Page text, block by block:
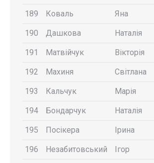
189 Коваль Яна
190 Дашкова Наталія
191 Матвійчук Вікторія
192 Махиня Світлана
193 Кальчук Марія
194 Бондарчук Наталія
195 Посікера Ірина
196 Незабитовський Ігор